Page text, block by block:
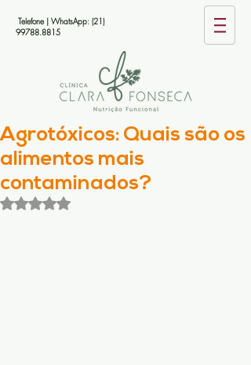
Telefone | WhatsApp: (21)
99788.8815
Agrotóxicos: Quais são os
alimentos mais
contaminados?
Avaliado com NaN de 5 estrelas.